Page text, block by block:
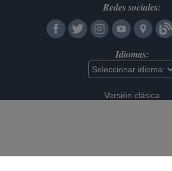
Redes sociales:
Idiomas:
Versión clásica